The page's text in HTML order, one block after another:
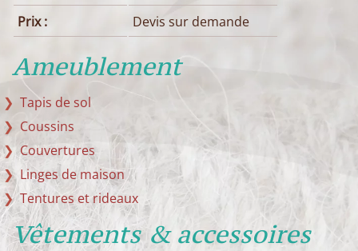
Prix :
Devis sur demande
Ameublement
Tapis de sol
Coussins
Couvertures
Linges de maison
Tentures et rideaux
Vêtements & accessoires